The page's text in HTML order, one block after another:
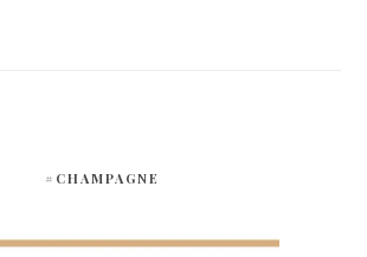
#CHAMPAGNE